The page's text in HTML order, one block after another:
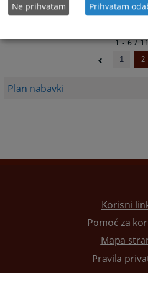
Plan nabavki
1 - 6 /
1 2
Korisni
Pomoć za
Mapa
Pravila
Ne prihvatam Prihvatam